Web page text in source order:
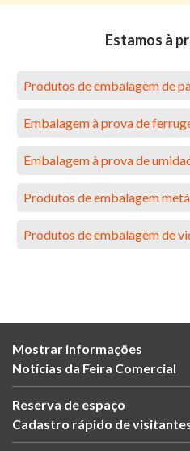
Estamos à
Produtos de embalagem de
Embalagem à prova de
Embalagem à prova de
Produtos de embalagem
Produtos de embalagem de
Mostrar informações
Notícias da Feira Comercial
Reserva de espaço
Cadastro rápido de